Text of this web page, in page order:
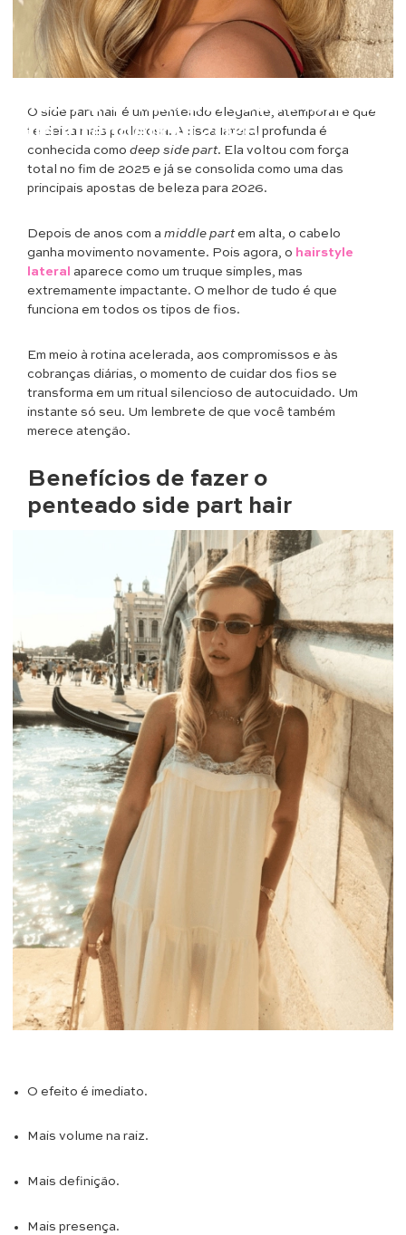
Side Part Hair: penteado lateral
que é tendência 2026
O side part hair é um penteado elegante, atemporal e que
te deixa mais poderosa. A risca lateral profunda é
conhecida como deep side part. Ela voltou com força
total no fim de 2025 e já se consolida como uma das
principais apostas de beleza para 2026.
Depois de anos com a middle partem alta, o cabelo
ganha movimento novamente. Pois agora, o hairstyle
lateral
aparece como um truque simples, mas
extremamente impactante. O melhor de tudo é que
funciona em todos os tipos de fios.
Em meio à rotina acelerada, aos compromissos e às
cobranças diárias, o momento de cuidar dos fios se
transforma em um ritual silencioso de autocuidado. Um
instante só seu. Um lembrete de que você também
merece atenção.
Benefícios de fazer o
penteado side part hair
O efeito é imediato.
Mais volume na raiz.
Mais definição.
Mais presença.